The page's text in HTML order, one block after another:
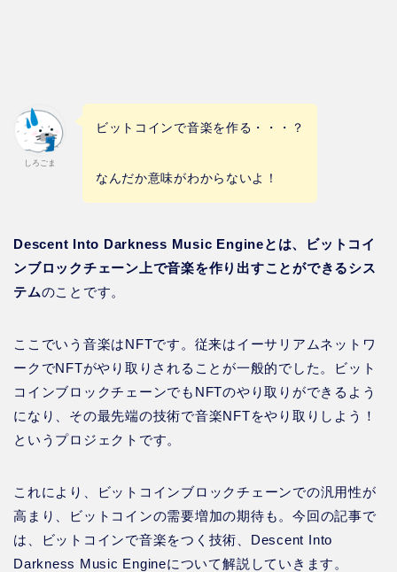
しろごま
ビットコインで音楽を作る・・・？
なんだか意味がわからないよ！
Descent Into Darkness Music Engineとは、ビットコイ
ンブロックチェーン上で音楽を作り出すことができるシス
テムのことです。
ここでいう音楽はNFTです。従来はイーサリアムネットワ
ークでNFTがやり取りされることが一般的でした。ビット
コインブロックチェーンでもNFTのやり取りができるよう
になり、その最先端の技術で音楽NFTをやり取りしよう！
というプロジェクトです。
これにより、ビットコインブロックチェーンでの汎用性が
高まり、ビットコインの需要増加の期待も。今回の記事で
は、ビットコインで音楽をつく技術、Descent Into
Darkness Music Engineについて解説していきます。